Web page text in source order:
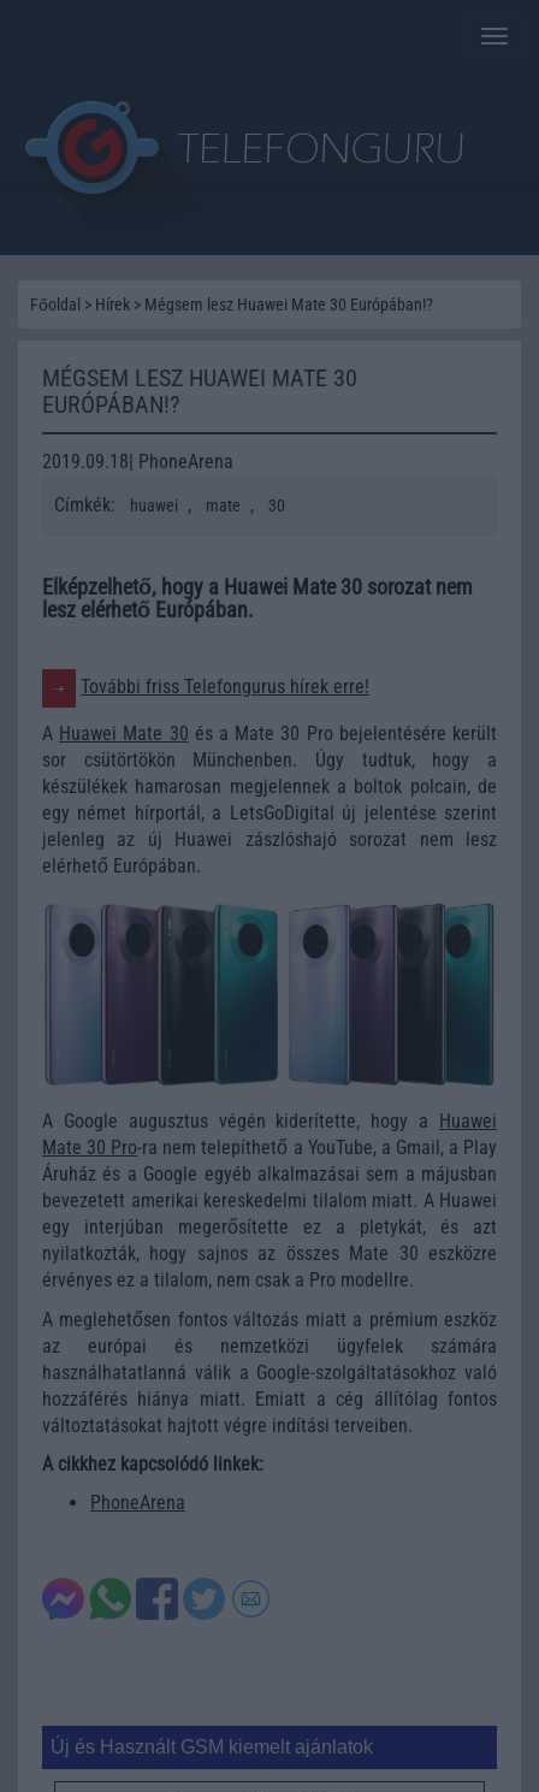
Toggle
Főoldal > Hírek > Mégsem lesz Huawei Mate 30 Európában!?
MÉGSEM LESZ HUAWEI MATE 30
EURÓPÁBAN!?
2019.09.18| PhoneArena
Címkék:
huawei , mate , 30
Elképzelhető, hogy a Huawei Mate 30 sorozat nem
lesz elérhető Európában.
További friss Telefongurus hírek erre!
A Huawei Mate 30 és a Mate 30 Pro bejelentésére került
sor csütörtökön Münchenben. Úgy tudtuk, hogy a
készülékek hamarosan megjelennek a boltok polcain, de
egy német hírportál, a LetsGoDigital új jelentése szerint
jelenleg az új Huawei zászlóshajó sorozat nem lesz
elérhető Európában.
A Google augusztus végén kiderítette, hogy a
Huawei
Mate 30 Pro-ra nem telepíthető a YouTube, a Gmail, a Play
Áruház és a Google egyéb alkalmazásai sem a májusban
bevezetett amerikai kereskedelmi tilalom miatt. A Huawei
egy interjúban megerősítette ez a pletykát, és azt
nyilatkozták, hogy sajnos az összes Mate 30 eszközre
érvényes ez a tilalom, nem csak a Pro modellre.
A meglehetősen fontos változás miatt a prémium eszköz
az európai és nemzetközi ügyfelek számára
használhatatlanná válik a Google-szolgáltatásokhoz való
hozzáférés hiánya miatt. Emiatt a cég állítólag fontos
változtatásokat hajtott végre indítási terveiben.
A cikkhez kapcsolódó linkek:
PhoneArena
Új és Használt GSM kiemelt ajánlatok